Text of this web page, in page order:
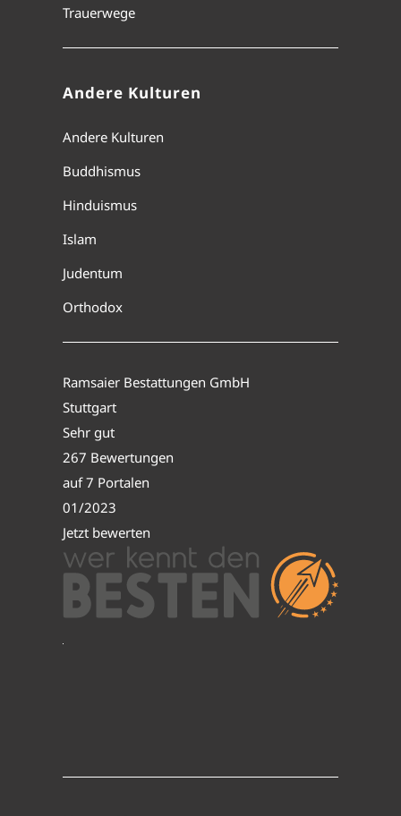
Trauerwege
Andere Kulturen
Andere Kulturen
Buddhismus
Hinduismus
Islam
Judentum
Orthodox
Ramsaier Bestattungen GmbH
Stuttgart
Sehr gut
267 Bewertungen
auf 7 Portalen
01/2023
Jetzt bewerten